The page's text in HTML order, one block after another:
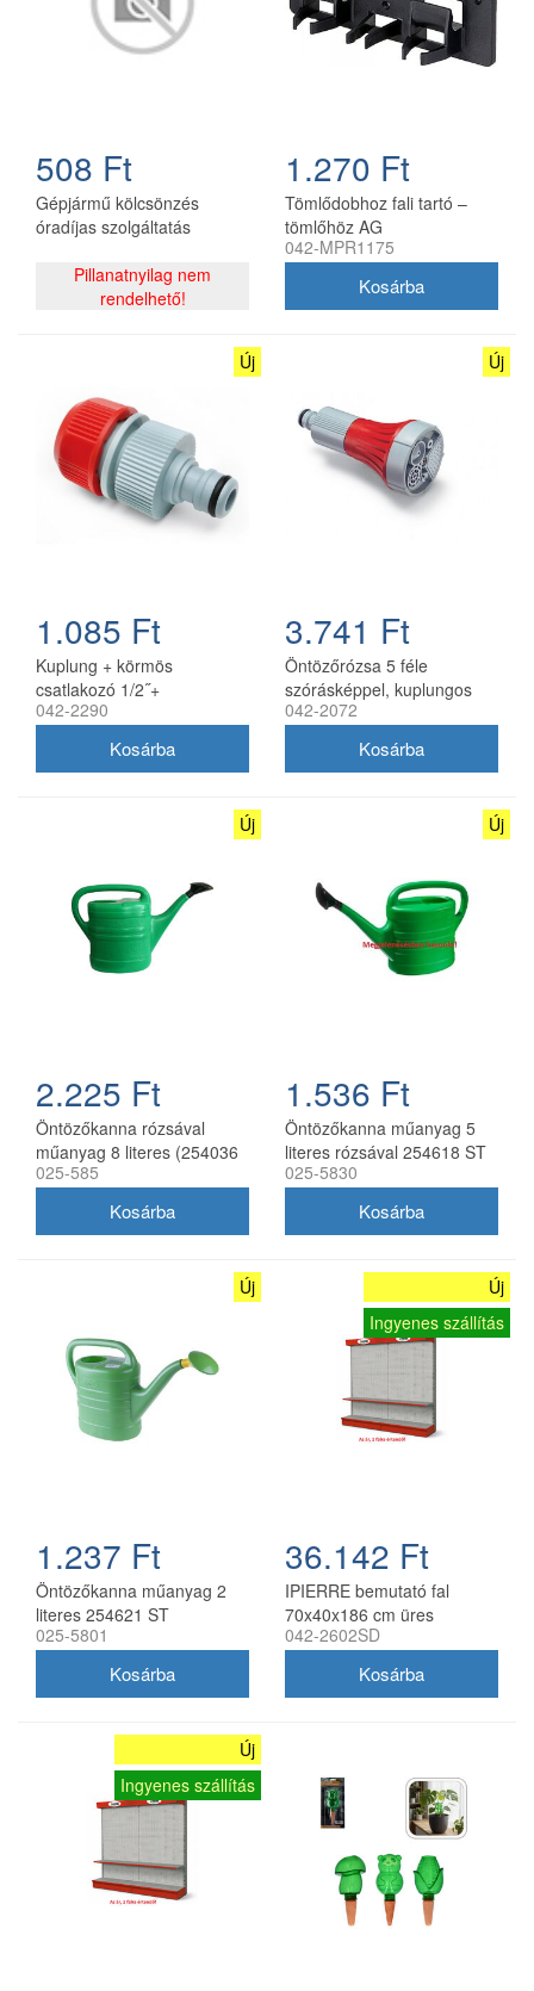
508 Ft
Gépjármű kölcsönzés
óradíjas szolgáltatás
Pillanatnyilag nem
rendelhető!
1.270 Ft
Tömlődobhoz fali tartó –
tömlőhöz AG
042-MPR1175
Új
1.085 Ft
Kuplung + körmös
csatlakozó 1/2˝+
5/8˝tömlőhöz IPIERRE
042-2290
Új
3.741 Ft
Öntözőrózsa 5 féle
szórásképpel, kuplungos
csatlakozással
042-2072
Új
2.225 Ft
Öntözőkanna rózsával
műanyag 8 literes (254036
ST)
025-585
Új
1.536 Ft
Öntözőkanna műanyag 5
literes rózsával 254618 ST
025-5830
Új
1.237 Ft
Öntözőkanna műanyag 2
literes 254621 ST
025-5801
Új
Ingyenes szállítás
36.142 Ft
IPIERRE bemutató fal
70x40x186 cm üres
042-2602SD
Új
Ingyenes szállítás